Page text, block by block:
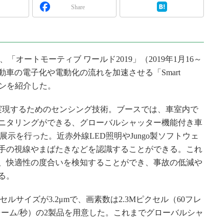
解で探るアジアの新トレンド
エンジニア”が仕掛けた社内
ションは日本を救うのか
IoT通信
愛されないエンジニア」の
行動論
Share
オートモーティブ ワールド2019」（2019年1月16～
車の電子化や電動化の流れを加速させる「Smart
を紹介した。
するためのセンシング技術。ブースでは、車室内で
タリングができる、グローバルシャッター機能付き車
示を行った。近赤外線LED照明やJungo製ソフトウェ
の視線やまばたきなどを認識することができる。これ
快適性の度合いを検知することができ、事故の低減や
。
サイズが3.2μmで、画素数は2.3Mピクセル（60フレ
ム/秒）の2製品を用意した。これまでグローバルシャ